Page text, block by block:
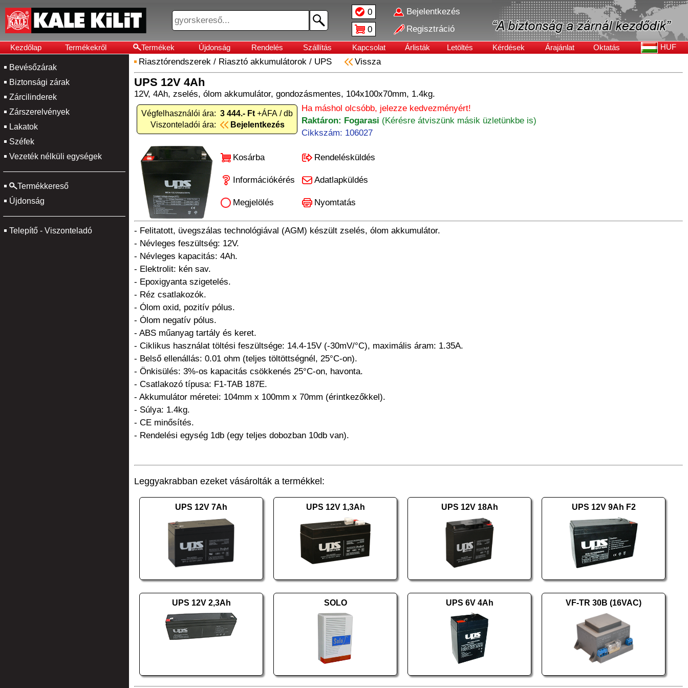
0
0
Bejelentkezés
Regisztráció
Kezdőlap Termékekről Termékek Újdonság Rendelés Szállítás Kapcsolat Árlisták Letöltés Kérdések Árajánlat Oktatás HUF
Bevésőzárak
Biztonsági zárak
Zárcilinderek
Zárszerelvények
Lakatok
Széfek
Vezeték nélküli egységek
Termékkereső
Újdonság
Telepítő - Viszonteladó
Riasztórendszerek / Riasztó akkumulátorok / UPS Vissza
UPS 12V 4Ah
12V, 4Ah, zselés, ólom akkumulátor, gondozásmentes, 104x100x70mm, 1.4kg.
Végfelhasználói ára: 3 444.- Ft +ÁFA / db
Viszonteladói ára:
Bejelentkezés
Ha máshol olcsóbb, jelezze kedvezményért!
Raktáron: Fogarasi (Kérésre átviszünk másik üzletünkbe is)
Cikkszám: 106027
Kosárba Rendelésküldés
Információkérés Adatlapküldés
Megjelölés Nyomtatás
- Felitatott, üvegszálas technológiával (AGM) készült zselés, ólom akkumulátor.
- Névleges feszültség: 12V.
- Névleges kapacitás: 4Ah.
- Elektrolit: kén sav.
- Epoxigyanta szigetelés.
- Réz csatlakozók.
- Ólom oxid, pozitív pólus.
- Ólom negatív pólus.
- ABS műanyag tartály és keret.
- Ciklikus használat töltési feszültsége: 14.4-15V (-30mV/°C), maximális áram: 1.35A.
- Belső ellenállás: 0.01 ohm (teljes töltöttségnél, 25°C-on).
- Önkisülés: 3%-os kapacitás csökkenés 25°C-on, havonta.
- Csatlakozó típusa: F1-TAB 187E.
- Akkumulátor méretei: 104mm x 100mm x 70mm (érintkezőkkel).
- Súlya: 1.4kg.
- CE minősítés.
- Rendelési egység 1db (egy teljes dobozban 10db van).
Leggyakrabban ezeket vásárolták a termékkel:
UPS 12V 7Ah UPS 12V 1,3Ah UPS 12V 18Ah UPS 12V 9Ah F2
UPS 12V 2,3Ah SOLO UPS 6V 4Ah VF-TR 30B (16VAC)